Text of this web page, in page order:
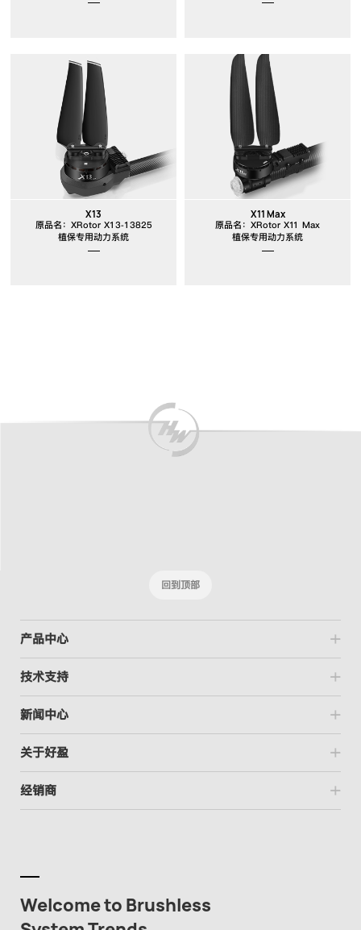
X13
原品名：XRotor X13-13825
植保专用动力系统
X11 Max
原品名：XRotor X11 Max
植保专用动力系统
回到顶部
产品中心
技术支持
新闻中心
关于好盈
经销商
Welcome to Brushless